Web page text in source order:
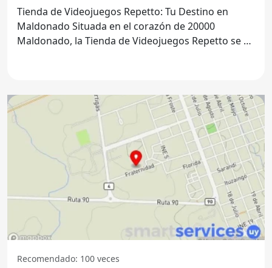
Tienda de Videojuegos Repetto: Tu Destino en
Maldonado Situada en el corazón de 20000
Maldonado, la Tienda de Videojuegos Repetto se ha
Recomendado: 100 veces